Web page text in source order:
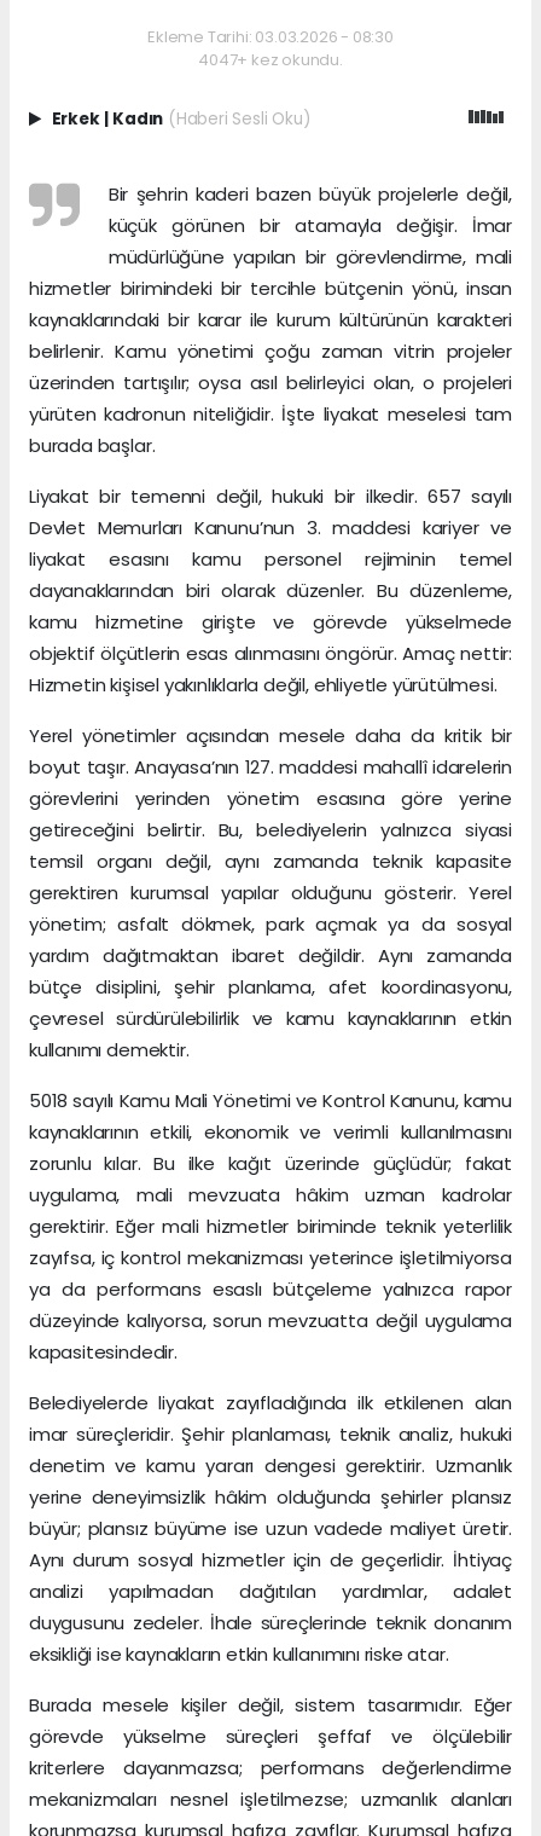
Ekleme Tarihi: 03.03.2026 - 08:30
4047+ kez okundu.
Erkek | Kadın (Haberi Sesli Oku)
Bir şehrin kaderi bazen büyük projelerle değil,
küçük görünen bir atamayla değişir. İmar
müdürlüğüne yapılan bir görevlendirme, mali
hizmetler birimindeki bir tercihle bütçenin yönü, insan
kaynaklarındaki bir karar ile kurum kültürünün karakteri
belirlenir. Kamu yönetimi çoğu zaman vitrin projeler
üzerinden tartışılır; oysa asıl belirleyici olan, o projeleri
yürüten kadronun niteliğidir. İşte liyakat meselesi tam
burada başlar.
Liyakat bir temenni değil, hukuki bir ilkedir. 657 sayılı
Devlet Memurları Kanunu’nun 3. maddesi kariyer ve
liyakat esasını kamu personel rejiminin temel
dayanaklarından biri olarak düzenler. Bu düzenleme,
kamu hizmetine girişte ve görevde yükselmede
objektif ölçütlerin esas alınmasını öngörür. Amaç nettir:
Hizmetin kişisel yakınlıklarla değil, ehliyetle yürütülmesi.
Yerel yönetimler açısından mesele daha da kritik bir
boyut taşır. Anayasa’nın 127. maddesi mahallî idarelerin
görevlerini yerinden yönetim esasına göre yerine
getireceğini belirtir. Bu, belediyelerin yalnızca siyasi
temsil organı değil, aynı zamanda teknik kapasite
gerektiren kurumsal yapılar olduğunu gösterir. Yerel
yönetim; asfalt dökmek, park açmak ya da sosyal
yardım dağıtmaktan ibaret değildir. Aynı zamanda
bütçe disiplini, şehir planlama, afet koordinasyonu,
çevresel sürdürülebilirlik ve kamu kaynaklarının etkin
kullanımı demektir.
5018 sayılı Kamu Mali Yönetimi ve Kontrol Kanunu, kamu
kaynaklarının etkili, ekonomik ve verimli kullanılmasını
zorunlu kılar. Bu ilke kağıt üzerinde güçlüdür; fakat
uygulama, mali mevzuata hâkim uzman kadrolar
gerektirir. Eğer mali hizmetler biriminde teknik yeterlilik
zayıfsa, iç kontrol mekanizması yeterince işletilmiyorsa
ya da performans esaslı bütçeleme yalnızca rapor
düzeyinde kalıyorsa, sorun mevzuatta değil uygulama
kapasitesindedir.
Belediyelerde liyakat zayıfladığında ilk etkilenen alan
imar süreçleridir. Şehir planlaması, teknik analiz, hukuki
denetim ve kamu yararı dengesi gerektirir. Uzmanlık
yerine deneyimsizlik hâkim olduğunda şehirler plansız
büyür; plansız büyüme ise uzun vadede maliyet üretir.
Aynı durum sosyal hizmetler için de geçerlidir. İhtiyaç
analizi yapılmadan dağıtılan yardımlar, adalet
duygusunu zedeler. İhale süreçlerinde teknik donanım
eksikliği ise kaynakların etkin kullanımını riske atar.
Burada mesele kişiler değil, sistem tasarımıdır. Eğer
görevde yükselme süreçleri şeffaf ve ölçülebilir
kriterlere dayanmazsa; performans değerlendirme
mekanizmaları nesnel işletilmezse; uzmanlık alanları
korunmazsa kurumsal hafıza zayıflar. Kurumsal hafıza